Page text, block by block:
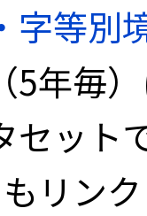
字等別
5年毎
セット
もリン